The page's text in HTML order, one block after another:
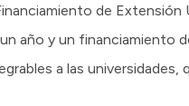
de
año y un financiamiento
a las universidades,